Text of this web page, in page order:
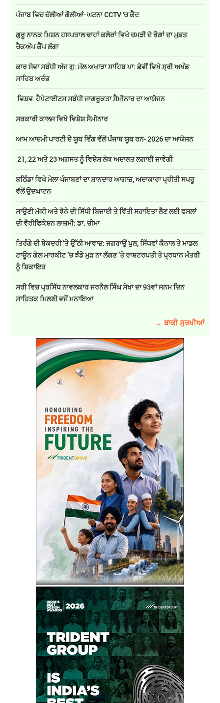
ਪੰਜਾਬ ਵਿਚ ਚੱਲੀਆਂ ਗੋਲੀਆਂ- ਘਟਨਾ CCTV 'ਚ ਕੈਦ
ਗੁਰੂ ਨਾਨਕ ਮਿਸ਼ਨ ਹਸਪਤਾਲ ਢਾਹਾਂ ਕਲੇਰਾਂ ਵਿਖੇ ਚਮੜੀ ਦੇ ਰੋਗਾਂ ਦਾ ਮੁਫ਼ਤ
ਚੈਕਅੱਪ ਕੈਂਪ ਲੱਗਾ
ਕਾਰ ਸੇਵਾ ਸਬੰਧੀ ਅੱਜ ਗੁ: ਮੱਲ ਅਖਾੜਾ ਸਾਹਿਬ ਪਾ: ਛੇਵੀਂ ਵਿਖੇ ਸ੍ਰੀ ਅਖੰਡ
ਸਾਹਿਬ ਅਰੰਭ
ਵਿਸ਼ਵ ਹੈਪੇਟਾਈਟਸ ਸਬੰਧੀ ਜਾਗਰੂਕਤਾ ਸੈਮੀਨਾਰ ਦਾ ਆਯੋਜਨ
ਸਰਕਾਰੀ ਕਾਲਜ ਵਿਖੇ ਵਿਸ਼ੇਸ਼ ਸੈਮੀਨਾਰ
ਆਮ ਆਦਮੀ ਪਾਰਟੀ ਦੇ ਯੂਥ ਵਿੰਗ ਵੱਲੋਂ ਪੰਜਾਬ ਯੂਥ ਰਨ- 2026 ਦਾ ਆਯੋਜਨ
21, 22 ਅਤੇ 23 ਅਗਸਤ ਨੂੰ ਵਿਸ਼ੇਸ਼ ਲੋਕ ਅਦਾਲਤ ਲਗਾਈ ਜਾਵੇਗੀ
ਬਠਿੰਡਾ ਵਿਖੇ ਮੇਲਾ ਪੰਜਾਬਣਾਂ ਦਾ ਸ਼ਾਨਦਾਰ ਆਗਾਜ਼, ਅਦਾਕਾਰਾ ਪ੍ਰੀਤੀ ਸਪਰੂ
ਵੱਲੋਂ ਉਦਘਾਟਨ
ਸਾਉਣੀ ਮੱਕੀ ਅਤੇ ਝੋਨੇ ਦੀ ਸਿੱਧੀ ਬਿਜਾਈ ਤੇ ਵਿੱਤੀ ਸਹਾਇਤਾ ਲੈਣ ਲਈ ਫਸਲਾਂ
ਦੀ ਵੈਰੀਫਿਕੇਸ਼ਨ ਲਾਜ਼ਮੀ: ਡਾ. ਚੀਮਾ
ਤਿਰੰਗੇ ਦੀ ਬੇਕਦਰੀ ’ਤੇ ਉੱਠੀ ਆਵਾਜ਼: ਜਗਰਾਉਂ ਪੁਲ, ਸਿੱਧਵਾਂ ਕੈਨਾਲ ਤੇ ਮਾਡਲ
ਟਾਊਨ ਗੋਲ ਮਾਰਕੀਟ ’ਚ ਝੰਡੇ ਮੁੜ ਨਾ ਲੱਗਣ ’ਤੇ ਰਾਸ਼ਟਰਪਤੀ ਤੇ ਪ੍ਰਧਾਨ ਮੰਤਰੀ
ਨੂੰ ਸ਼ਿਕਾਇਤ
ਸਰੀ ਵਿਚ ਪ੍ਰਸਿੱਧ ਨਾਵਲਕਾਰ ਜਰਨੈਲ ਸਿੰਘ ਸੇਖਾ ਦਾ 93ਵਾਂ ਜਨਮ ਦਿਨ
ਸਾਹਿਤਕ ਮਿਲਣੀ ਵਜੋਂ ਮਨਾਇਆ
→ ਬਾਕੀ ਸੁਰਖੀਆਂ